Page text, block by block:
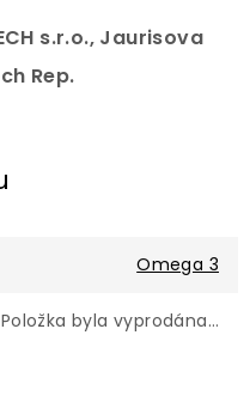
s.r.o., Jaurisova
Rep.
Omega 3
Položka byla vyprodána…